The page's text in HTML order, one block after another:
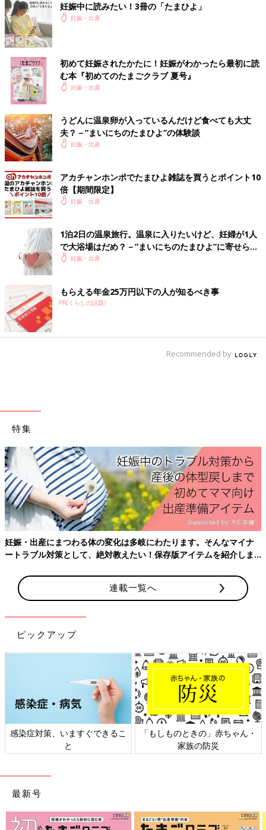
🐕*****さん
そうだったんですね💦 部屋風呂🛀のほうが確かに安心です
もんね🤔 ありがとうございます！ 母子手帳と保険証も忘
れないようにします😎 色々教えてくださりありがとうご
ざいます😭💕
関連するその他の体験談
た*****さん
2泊3日東北旅行行ってきます！！🚅温泉も客室露天風呂付きにし
て楽しみすぎます🥹💓盛岡を拠点に岩手、秋田などまわるつもり
なのですがおすすめありますか？.....
💬 10 ♥
ひ*****さん
旦那さんと有給合わせて、行事頑張ったご褒美(保育士)&念願の
マタ旅☺️車で2時間くらいの温泉宿にしました。みなさん、マタ
旅行かれましたか？？またこれから行く予定ありますか？？.....
💬 14
例の義実家帰省は取り止めになりました。出産予定日の前までに
一度顔見せに行った方が良いですか…？義実家との関係は良好で
す.....
＜続きはアプリから＞
💬 6 ♥2
も*****さん
後1ヶ月後には九州にお引っ越しだ〜🥹♡私のお願いで安定期ま
で実家でゆっくり過ごさせてくれた主人に感謝👱🏻‍♂️大分県に行っ
て温泉に行きたいな〜🥰3人家族になるのは凄く楽しみだけど.....
＜続きはアプリから＞
💬 16♥13
め*****さん
いし、でも北海道は、温泉旅館くらいしかないし、どこ行っても
＜続きはアプリから＞
💬 8
6
同じ出産予定月の妊婦さんの体験談や質問が読める
「まいにちのたまひよ」アプリ
妊娠中に読みたい！3冊の「たまひよ」
妊娠・出産
初めて妊娠されたかたに！妊娠がわかったら最初に読
む本『初めてのたまごクラブ 夏号』
妊娠・出産
うどんに温泉卵が入っているんだけど食べても大丈
夫？－”まいにちのたまひよ”の体験談
妊娠・出産
アカチャンホンポでたまひよ雑誌を買うとポイント10
倍【期間限定】
妊娠・出産
1泊2日の温泉旅行。温泉に入りたいけど、妊婦が1人
で大浴場はだめ？－”まいにちのたまひよ”に寄せられ
た投稿妊娠・出産
もらえる年金25万円以下の人が知るべき事
PR(くらしの話題)
Recommended by
特集
妊娠・出産にまつわる体の変化は多岐にわたります。そんなマイナ
ートラブル対策として、絶対教えたい！保存版アイテムを紹介しま
連載一覧へ
ピックアップ
感染症対策、いますぐできるこ
と
「もしものときの」赤ちゃん・
家族の防災
最新号